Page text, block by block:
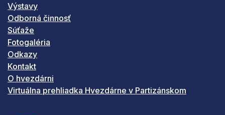
Výstavy
Odborná činnosť
Súťaže
Fotogaléria
Odkazy
Kontakt
O hvezdárni
Virtuálna prehliadka Hvezdárne v Partizánskom